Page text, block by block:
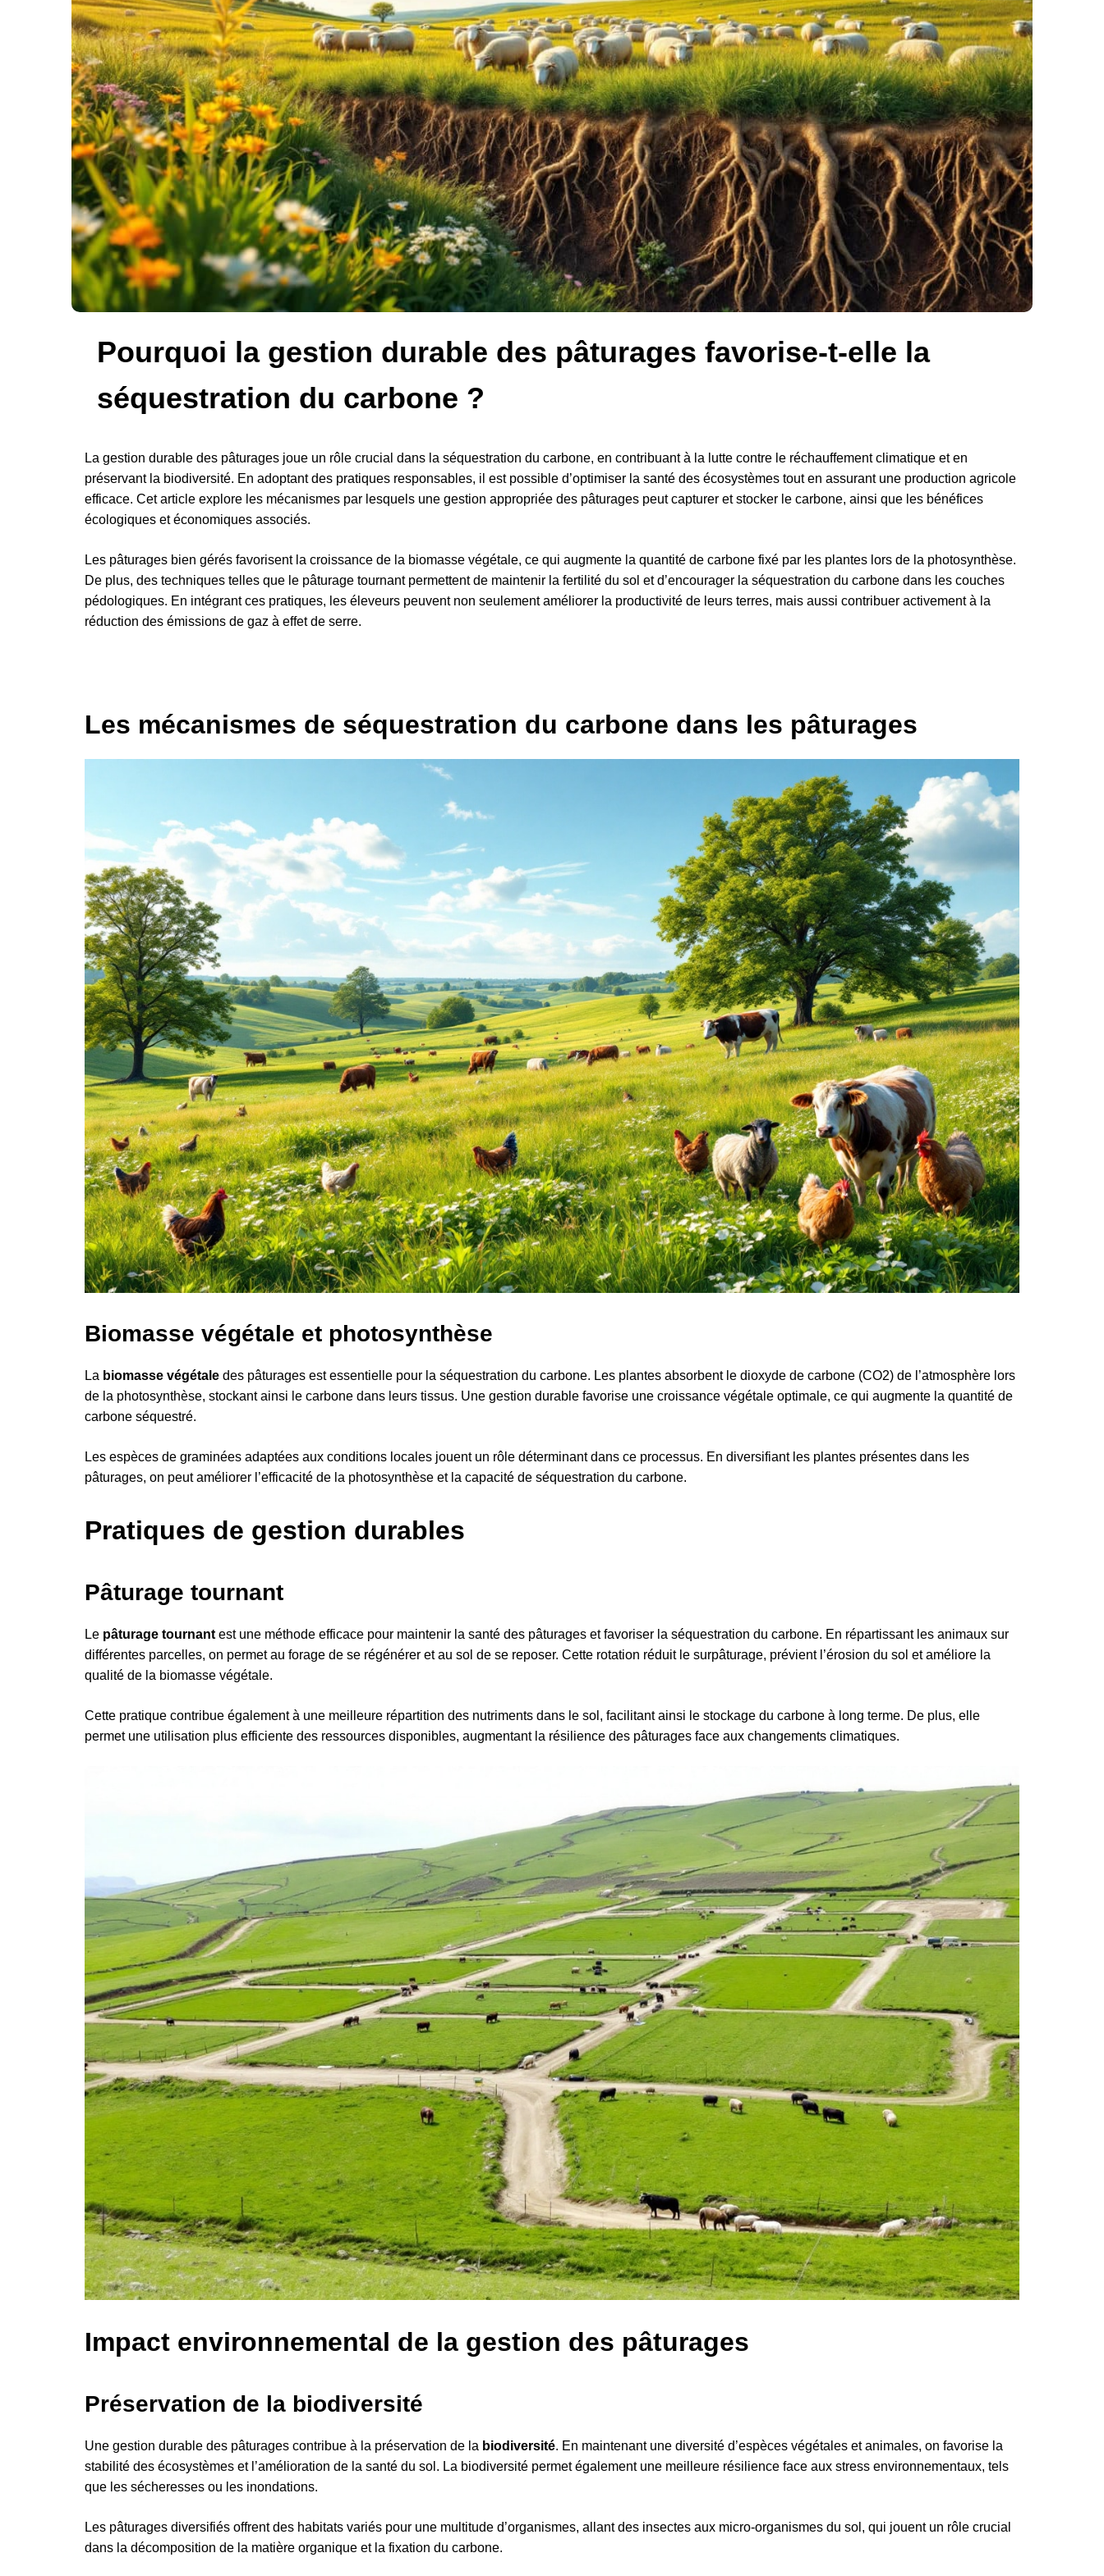
Pourquoi la gestion durable des pâturages favorise-t-elle la
séquestration du carbone ?
La gestion durable des pâturages joue un rôle crucial dans la séquestration du carbone, en contribuant à la lutte contre le réchauffement climatique et en
préservant la biodiversité. En adoptant des pratiques responsables, il est possible d’optimiser la santé des écosystèmes tout en assurant une production agricole
efficace. Cet article explore les mécanismes par lesquels une gestion appropriée des pâturages peut capturer et stocker le carbone, ainsi que les bénéfices
écologiques et économiques associés.
Les pâturages bien gérés favorisent la croissance de la biomasse végétale, ce qui augmente la quantité de carbone fixé par les plantes lors de la photosynthèse.
De plus, des techniques telles que le pâturage tournant permettent de maintenir la fertilité du sol et d’encourager la séquestration du carbone dans les couches
pédologiques. En intégrant ces pratiques, les éleveurs peuvent non seulement améliorer la productivité de leurs terres, mais aussi contribuer activement à la
réduction des émissions de gaz à effet de serre.
Les mécanismes de séquestration du carbone dans les pâturages
Biomasse végétale et photosynthèse
La biomasse végétale des pâturages est essentielle pour la séquestration du carbone. Les plantes absorbent le dioxyde de carbone (CO2) de l’atmosphère lors
de la photosynthèse, stockant ainsi le carbone dans leurs tissus. Une gestion durable favorise une croissance végétale optimale, ce qui augmente la quantité de
carbone séquestré.
Les espèces de graminées adaptées aux conditions locales jouent un rôle déterminant dans ce processus. En diversifiant les plantes présentes dans les
pâturages, on peut améliorer l’efficacité de la photosynthèse et la capacité de séquestration du carbone.
Pratiques de gestion durables
Pâturage tournant
Le pâturage tournant est une méthode efficace pour maintenir la santé des pâturages et favoriser la séquestration du carbone. En répartissant les animaux sur
différentes parcelles, on permet au forage de se régénérer et au sol de se reposer. Cette rotation réduit le surpâturage, prévient l’érosion du sol et améliore la
qualité de la biomasse végétale.
Cette pratique contribue également à une meilleure répartition des nutriments dans le sol, facilitant ainsi le stockage du carbone à long terme. De plus, elle
permet une utilisation plus efficiente des ressources disponibles, augmentant la résilience des pâturages face aux changements climatiques.
Impact environnemental de la gestion des pâturages
Préservation de la biodiversité
Une gestion durable des pâturages contribue à la préservation de la biodiversité. En maintenant une diversité d’espèces végétales et animales, on favorise la
stabilité des écosystèmes et l’amélioration de la santé du sol. La biodiversité permet également une meilleure résilience face aux stress environnementaux, tels
que les sécheresses ou les inondations.
Les pâturages diversifiés offrent des habitats variés pour une multitude d’organismes, allant des insectes aux micro-organismes du sol, qui jouent un rôle crucial
dans la décomposition de la matière organique et la fixation du carbone.